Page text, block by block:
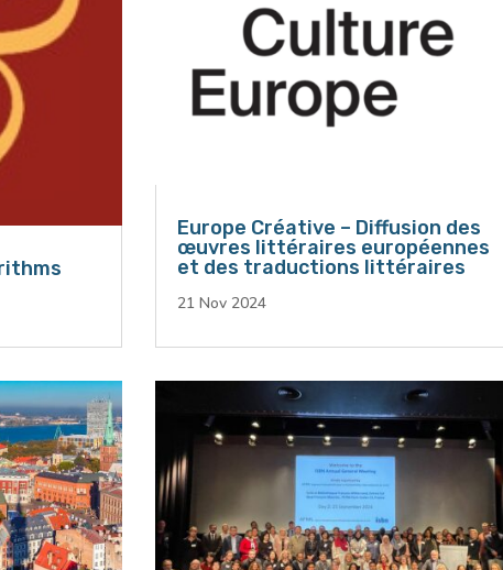
Europe Créative – Diffusion des
œuvres littéraires européennes
et des traductions littéraires
21 Nov 2024